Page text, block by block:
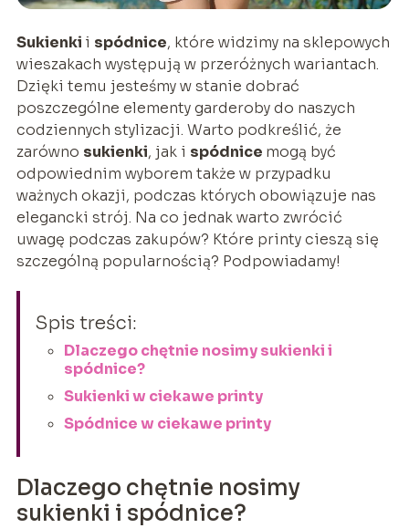
Sukienki i spódnice, które widzimy na sklepowych
wieszakach występują w przeróżnych wariantach.
Dzięki temu jesteśmy w stanie dobrać
poszczególne elementy garderoby do naszych
codziennych stylizacji. Warto podkreślić, że
zarówno sukienki, jak i spódnice mogą być
odpowiednim wyborem także w przypadku
ważnych okazji, podczas których obowiązuje nas
elegancki strój. Na co jednak warto zwrócić
uwagę podczas zakupów? Które printy cieszą się
szczególną popularnością? Podpowiadamy!
Spis treści:
Dlaczego chętnie nosimy sukienki i
spódnice?
Sukienki w ciekawe printy
Spódnice w ciekawe printy
Dlaczego chętnie nosimy
sukienki i spódnice?